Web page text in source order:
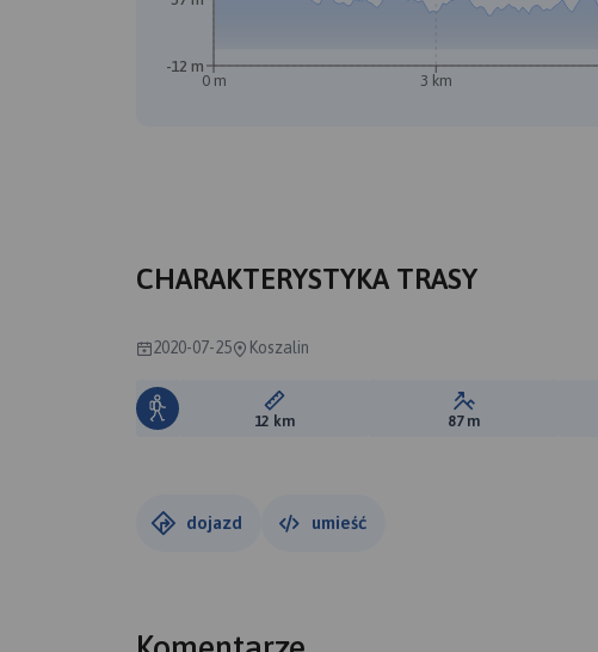
0 m 3 km
-12 m
CHARAKTERYSTYKA TRASY
2020-07-25 Koszalin
Długość trasy:
12 km Suma przewyższeń:
87 m
dojazd umieść